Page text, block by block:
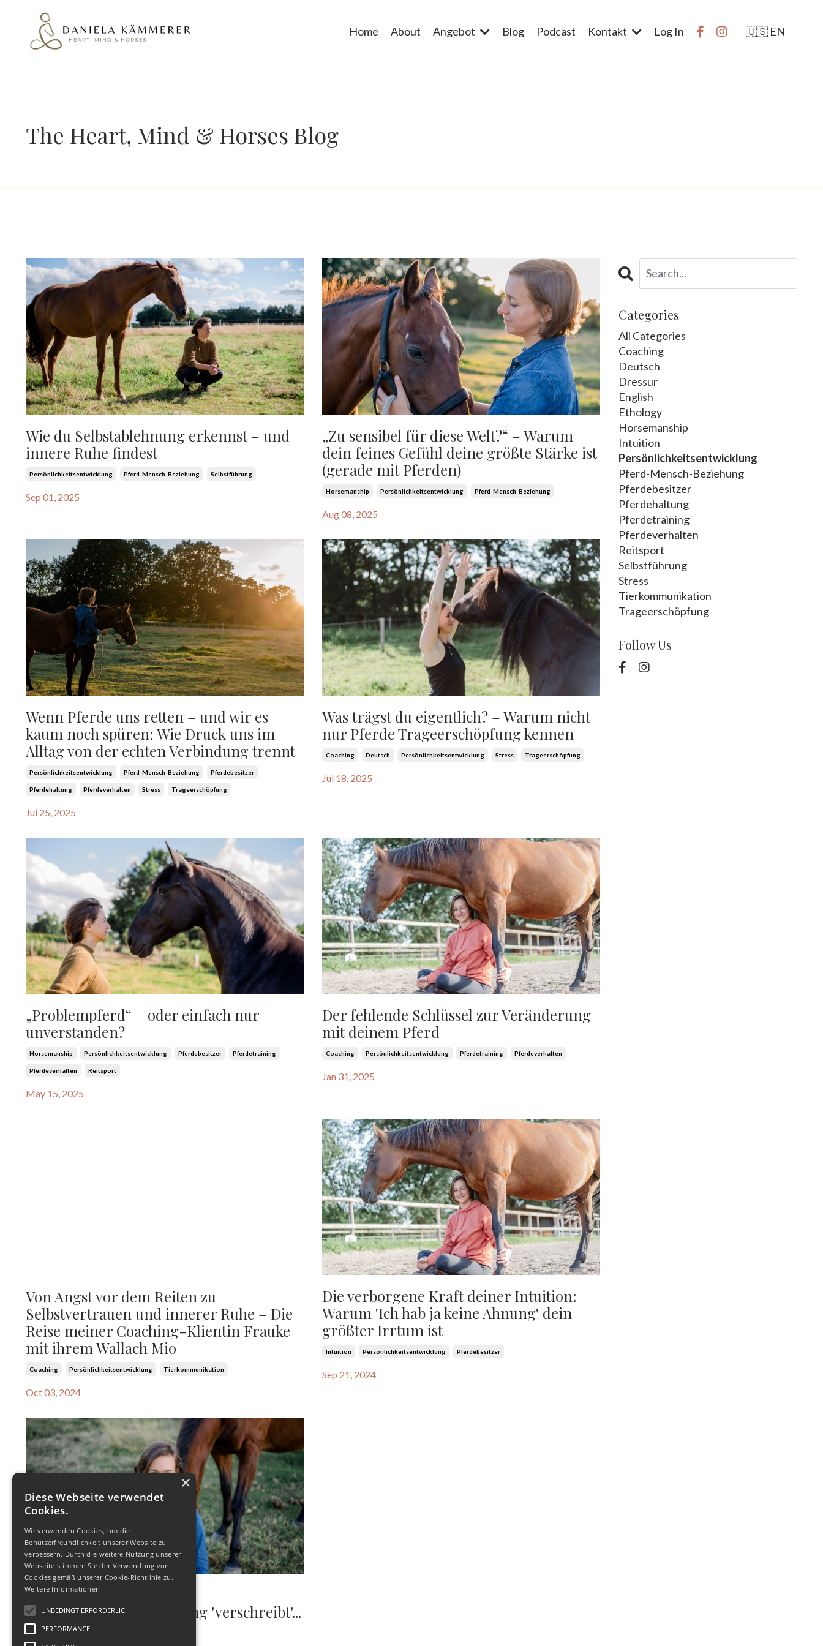
Home About Angebot Blog Podcast Kontakt Log In 🇺🇸 EN
The Heart, Mind & Horses Blog
Wie du Selbstablehnung erkennst – und
innere Ruhe findest
Persönlichkeitsentwicklung Pferd-Mensch-Beziehung Selbstführung
Sep 01, 2025
„Zu sensibel für diese Welt?“ – Warum
dein feines Gefühl deine größte Stärke ist
(gerade mit Pferden)
Horsemanship Persönlichkeitsentwicklung Pferd-Mensch-Beziehung
Aug 08, 2025
Wenn Pferde uns retten – und wir es
kaum noch spüren: Wie Druck uns im
Alltag von der echten Verbindung trennt
Persönlichkeitsentwicklung Pferd-Mensch-Beziehung Pferdebesitzer
Pferdehaltung Pferdeverhalten Stress Trageerschöpfung
Jul 25, 2025
Was trägst du eigentlich? – Warum nicht
nur Pferde Trageerschöpfung kennen
Coaching Deutsch Persönlichkeitsentwicklung Stress Trageerschöpfung
Jul 18, 2025
„Problempferd“ – oder einfach nur
unverstanden?
Horsemanship Persönlichkeitsentwicklung Pferdebesitzer Pferdetraining
Pferdeverhalten Reitsport
May 15, 2025
Der fehlende Schlüssel zur Veränderung
mit deinem Pferd
Coaching Persönlichkeitsentwicklung Pferdetraining Pferdeverhalten
Jan 31, 2025
Von Angst vor dem Reiten zu
Selbstvertrauen und innerer Ruhe – Die
Reise meiner Coaching-Klientin Frauke
mit ihrem Wallach Mio
Coaching Persönlichkeitsentwicklung Tierkommunikation
Oct 03, 2024
Die verborgene Kraft deiner Intuition:
Warum 'Ich hab ja keine Ahnung' dein
größter Irrtum ist
Intuition Persönlichkeitsentwicklung Pferdebesitzer
Sep 21, 2024
Wenn uns das Pferd
Persönlichkeitsentwicklung "verschreibt"...
Persönlichkeitsentwicklung
Categories
All Categories
Coaching
Deutsch
Dressur
English
Ethology
Horsemanship
Intuition
Persönlichkeitsentwicklung
Pferd-Mensch-Beziehung
Pferdebesitzer
Pferdehaltung
Pferdetraining
Pferdeverhalten
Reitsport
Selbstführung
Stress
Tierkommunikation
Trageerschöpfung
Follow Us
×
Diese Webseite verwendet
Cookies.
Wir verwenden Cookies, um die
Benutzerfreundlichkeit unserer Website zu
verbessern. Durch die weitere Nutzung unserer
Webseite stimmen Sie der Verwendung von
Cookies gemäß unserer Cookie-Richtlinie zu.
Weitere Informationen
UNBEDINGT ERFORDERLICH
PERFORMANCE